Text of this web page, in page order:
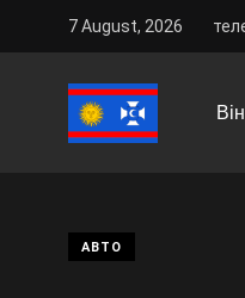
7 August, 2026
Vinnitsa Best News
АВТО